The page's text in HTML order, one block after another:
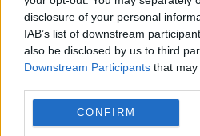
disclosure of your personal
IAB’s list of downstream
also be disclosed by us to third
Downstream Participants that
CONFIRM
În întâlnirea avută la
premierul Victor Ponta
generalului „pentru
consolidarea capacităţii